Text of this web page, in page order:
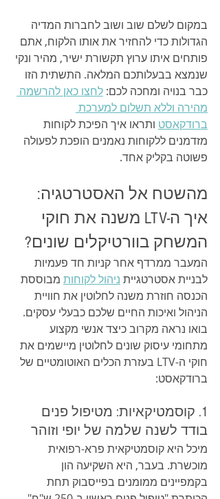
במקום לשלם שוב ושוב לחברות המדיה
הגדולות כדי להחזיר את אותו הלקוח, אתם
פותחים איתו ערוץ תקשורת ישיר, מהיר ונקי
שנמצא בבעלותכם המלאה. התשתית הזו
כבר בנויה ומחכה לכם: לחצו כאן להרשמה
מהירה וללא תשלום למערכת
ברודקאסט ותראו איך הפיכת לקוחות
מזדמנים ללקוחות נאמנים הופכת לפעולה
פשוטה בקליק אחד.
מהשטח אל האסטרטגיה:
איך ה-LTV משנה את חוקי
המשחק בוורטיקלים שונים?
המעבר ממרדף אחר קניות חד פעמיות
לבניית אסטרטגיית ניהול לקוחות מבוססת
הכנסה חוזרת משנה לחלוטין את חוויית
הניהול ואיכות החיים שלכם כבעלי עסקים.
בואו נראה מקרוב כיצד אנשי מקצוע
מתחומי עיסוק שונים לחלוטין מיישמים את
חוקי ה-LTV בעזרת הכלים האוטומטיים של
ברודקאסט:
1. קוסמטיקאיות: מטיפול פנים
בודד לשנה שלמה של יופי וזוהר
מיכל היא קוסמטיקאית פרא-רפואית
מוכשרת. בעבר, היא השקיעה הון
בקמפיינים ממומנים בפייסבוק תחת